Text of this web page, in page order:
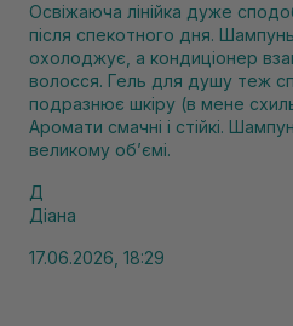
Освіжаюча лінійка дуже
після спекотного дня.
охолоджує, а кондиціонер
волосся. Гель для душу теж
подразнює шкіру (в мене
Аромати смачні і стійкі.
великому обʼємі.
Д
Діана
17.06.2026, 18:29